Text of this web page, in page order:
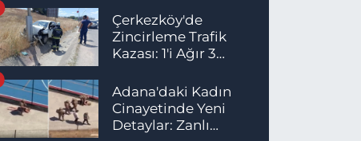
Çerkezköy'de
Zincirleme Trafik
Kazası: 1'i Ağır 3
Adana'daki Kadın
Cinayetinde Yeni
Detaylar: Zanlı